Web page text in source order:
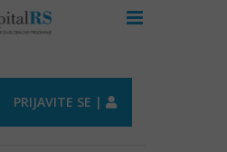
PRIJAVITE SE |